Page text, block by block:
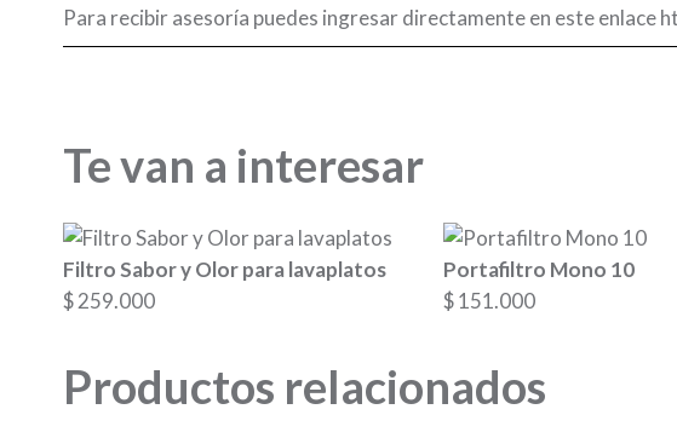
Para recibir asesoría puedes ingresar directamente en este enlace
Te van a interesar
Filtro Sabor y Olor para lavaplatos
$259.000
Portafiltro Mono 10
$151.000
Productos relacionados